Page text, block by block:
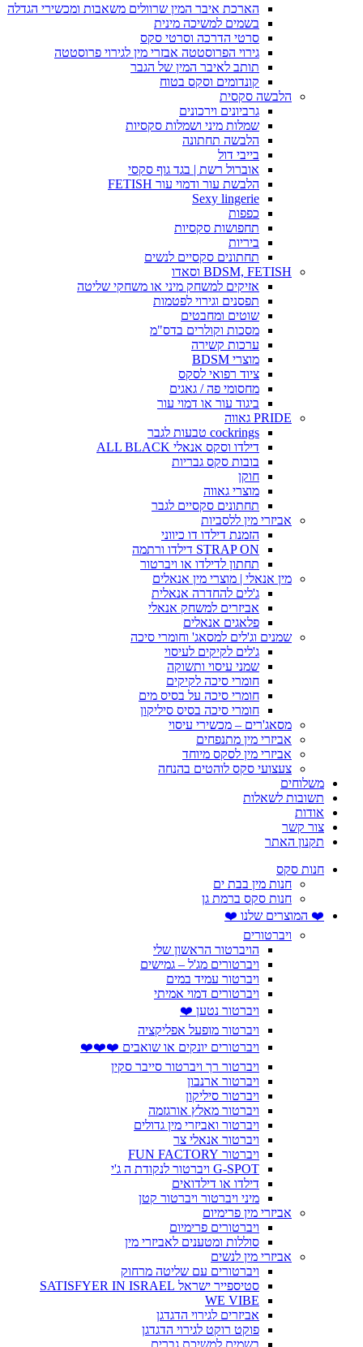
הארכת איבר המין שרוולים משאבות ומכשירי הגדלה
בשמים למשיכה מינית
סרטי הדרכה וסרטי סקס
גירוי הפרוסטטה אבזרי מין לגירוי פרוסטטה
תותב לאיבר המין של הגבר
קונדומים וסקס בטוח
הלבשה סקסית
גרביונים וירכונים
שמלות מיני ושמלות סקסיות
הלבשה תחתונה
בייבי דול
אוברול רשת | בגד גוף סקסי
הלבשת עור ודמוי עור FETISH
Sexy lingerie
כפפות
תחפושות סקסיות
ביריות
תחתונים סקסיים לנשים
BDSM, FETISH וסאדו
אזיקים למשחק מיני או משחקי שליטה
תפסנים וגירוי לפטמות
שוטים ומחבטים
מסכות וקולרים בדס"מ
ערכות קשירה
מוצרי BDSM
ציוד רפואי לסקס
מחסומי פה / גאגים
ביגוד עור או דמוי עור
PRIDE גאווה
cockrings טבעות לגבר
דילדו וסקס אנאלי ALL BLACK
בובות סקס גבריות
חוקן
מוצרי גאווה
תחתונים סקסיים לגבר
אביזרי מין ללסביות
הזמנת דילדו דו כיווני
STRAP ON דילדו ורתמה
תחתון לדילדו או ויברטור
מין אנאלי | מוצרי מין אנאלים
ג'לים להחדרה אנאלית
אביזרים למשחק אנאלי
פלאגים אנאלים
שמנים וג'לים למסאג' וחומרי סיכה
ג'לים לקיקים לעיסוי
שמני עיסוי ותשוקה
חומרי סיכה לקיקים
חומרי סיכה על בסיס מים
חומרי סיכה בסיס סיליקון
מסאג'רים – מכשירי עיסוי
אביזרי מין מתנפחים
אביזרי מין לסקס מיוחד
צעצועי סקס לוהטים בהנחה
משלוחים
תשובות לשאלות
אודות
צור קשר
תקנון האתר
חנות סקס
חנות מין בבת ים
חנות סקס ברמת גן
❤️ המוצרים שלנו ❤️
ויברטורים
הויברטור הראשון שלי
ויברטורים מג'ל – גמישים
ויברטור עמיד במים
ויברטורים דמוי אמיתי
ויברטור נטען ❤️
ויברטור מופעל אפליקציה
ויברטורים יונקים או שואבים ❤️❤️❤️
ויברטור רך ויברטור סייבר סקין
ויברטור ארנבון
ויברטור סיליקון
ויברטור מאלץ אורגזמה
ויברטור ואביזרי מין גדולים
ויברטור אנאלי צר
ויברטור FUN FACTORY
G-SPOT ויברטור לנקודת ה ג'י
דילדו או דילדואים
מיני ויברטור ויברטור קטן
אביזרי מין פרימיום
ויברטורים פרימיום
סוללות ומטענים לאביזרי מין
אביזרי מין לנשים
ויברטורים עם שליטה מרחוק
סטיספייר ישראל SATISFYER IN ISRAEL
WE VIBE
אביזרים לגירוי הדגדגן
פוקט רוקט לגירוי הדגדגן
בשמים למשיכת גברים